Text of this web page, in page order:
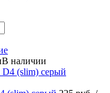
В наличии